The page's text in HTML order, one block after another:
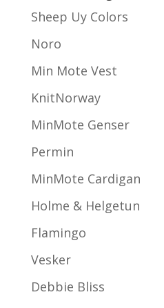
Sheep Uy Colors
Noro
Min Mote Vest
KnitNorway
MinMote Genser
Permin
MinMote Cardigan
Holme & Helgetun
Flamingo
Vesker
Debbie Bliss